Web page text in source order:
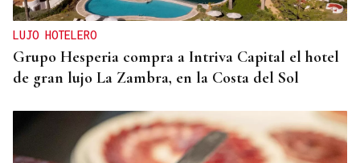
LUJO HOTELERO
Grupo Hesperia compra a Intriva Capital el hotel
de gran lujo La Zambra, en la Costa del Sol